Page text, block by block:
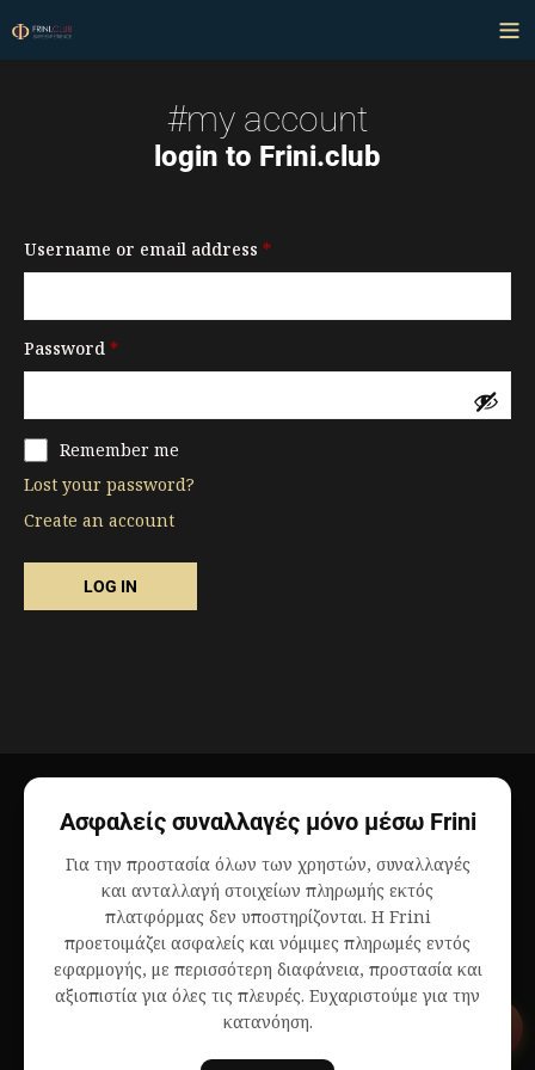
#my account
login to Frini.club
Username or email address *
Password *
Remember me
Lost your password?
Create an account
Ασφαλείς συναλλαγές μόνο μέσω Frini
Για την προστασία όλων των χρηστών, συναλλαγές
και ανταλλαγή στοιχείων πληρωμής εκτός
πλατφόρμας δεν υποστηρίζονται. Η Frini
προετοιμάζει ασφαλείς και νόμιμες πληρωμές εντός
εφαρμογής, με περισσότερη διαφάνεια, προστασία και
αξιοπιστία για όλες τις πλευρές. Ευχαριστούμε για την
κατανόηση.